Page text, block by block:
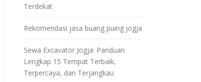
Terdekat
Rekomendasi jasa buang puing jogja
Sewa Excavator Jogja: Panduan
Lengkap 15 Tempat Terbaik,
Terpercaya, dan Terjangkau